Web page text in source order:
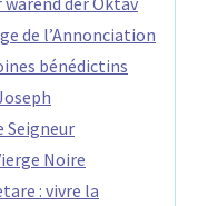
de l’Annonciation
bénédictins
Seigneur
Noire
: vivre la